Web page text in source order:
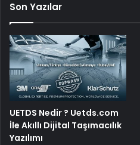
Son Yazılar
UETDS Nedir ? Uetds.com
İle Akıllı Dijital Taşımacılık
Yazılımı